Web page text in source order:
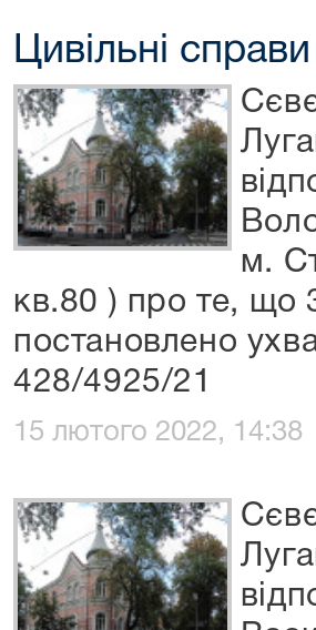
Цивільні справи
м.
кв.80 ) про те, що
постановлено
428/4925/21
15 лютого 2022, 14:38